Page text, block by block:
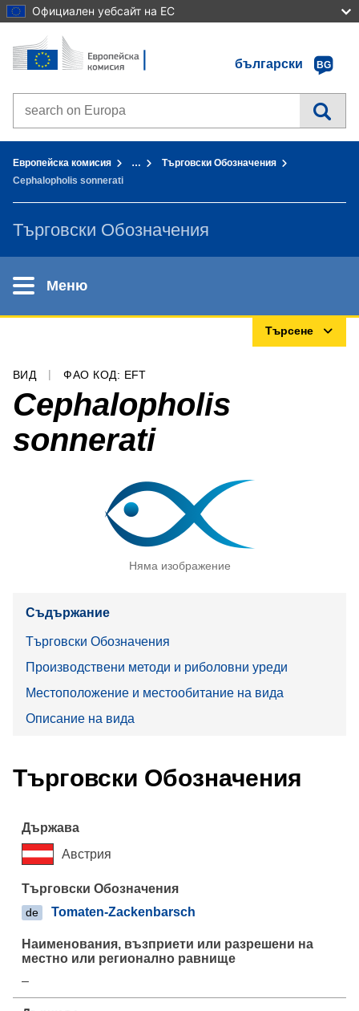
Официален уебсайт на ЕС
Към съдържанието
Начало - Европейска комисия
български
BG
Search on Europa websites
Европейска комисия …
Търговски Обозначения
Cephalopholis sonnerati
Търговски Обозначения
Меню
Търсене
ВИД ФАО КОД: EFT
Cephalopholis
sonnerati
Няма изображение
Съдържание
Търговски Обозначения
Производствени методи и риболовни уреди
Местоположение и местообитание на вида
Описание на вида
Търговски Обозначения
Австрия
de Tomaten-Zackenbarsch
–